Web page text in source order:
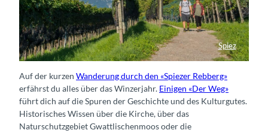
Spiez
Idylle am Spiezer Rebberg
Auf der kurzen Wanderung durch den «Spiezer Rebberg»
erfährst du alles über das Winzerjahr. Einigen «Der Weg»
führt dich auf die Spuren der Geschichte und des Kulturgutes.
Historisches Wissen über die Kirche, über das
Naturschutzgebiet Gwattlischenmoos oder die